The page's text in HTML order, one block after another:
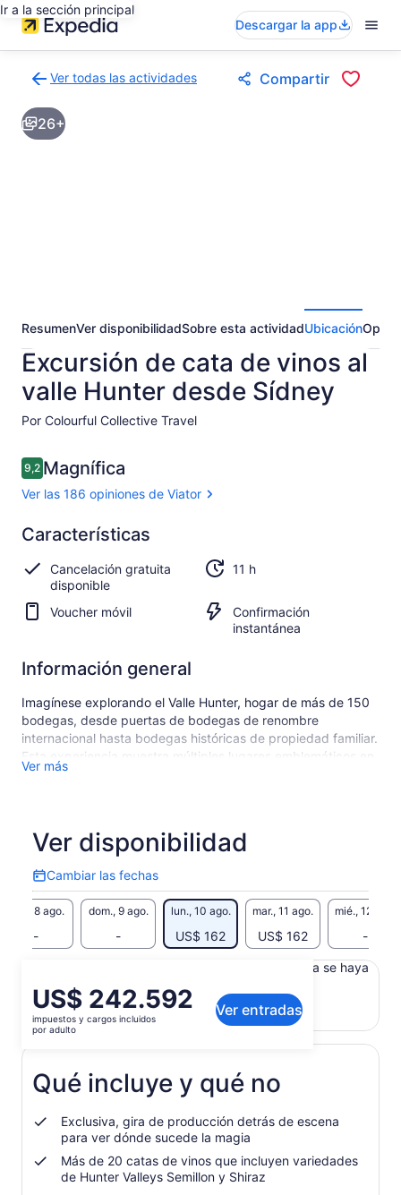
Ir a la sección principal
Descargar la app
Ver todas las actividades
a
la
página
Compartir
26+
ResumenVer disponibilidadSobre esta actividadUbicación
Excursión de cata de vinos al
valle Hunter desde Sídney
Por Colourful Collective Travel
Opiniones
9,29,2 de 10
Magnífica
Ver las 186 opiniones de Viator
9.29.2 de 10
Magnífica
Ver las
186
opiniones
de Viator
Características
Cancelación gratuita
disponible
11 h
Voucher móvil
Confirmación
instantánea
Información general
Imagínese explorando el Valle Hunter, hogar de más de 150
bodegas, desde puertas de bodegas de renombre
internacional hasta bodegas históricas de propiedad familiar.
Esta experiencia muestra múltiples lugares emblemáticos en
The Hunter Valley. Impresionantes puertas de bodega,
Ver más
Ver disponibilidad
Cambiar las fechas
Cambiar
las
fechas
sáb., 8 ago.
-
dom., 9 ago.
-
lun., 10 ago.
US$ 162
mar., 11 ago.
US$ 162
mié., 12 ago.
-
El
precio
es
por
US$ 242.592
impuestos y cargos incluidos
por adulto
Ver entradas
Es posible que el contenido de esta página se haya
Ver el texto original (inglés)
Enviar comentarios sobre esta traducción
Qué incluye y qué no
Exclusiva, gira de producción detrás de escena
para ver dónde sucede la magia
Más de 20 catas de vinos que incluyen variedades
de Hunter Valleys Semillon y Shiraz